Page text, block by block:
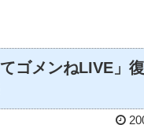
てゴメンねLIVE」